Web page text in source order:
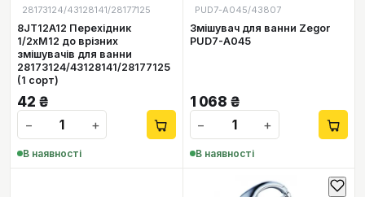
28173124/43128141/28177125
8JT12A12 Перехідник
1/2xM12 до врізних
змішувачів для ванни
28173124/43128141/28177125
(1 сорт)
42 ₴
−
+
В наявності
PUD7-A045/43807
Змішувач для ванни Zegor
PUD7-A045
1 068 ₴
−
+
В наявності